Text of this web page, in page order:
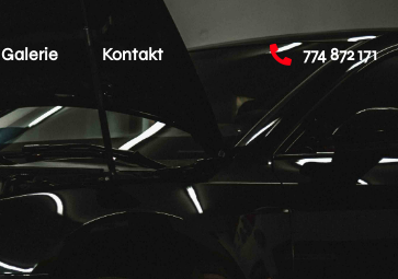
Galerie Kontakt 774 872 171